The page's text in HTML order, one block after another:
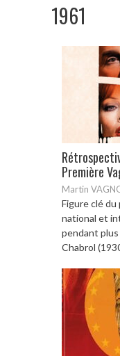
1961
Première
Martin
Figure clé
national et
pendant plus
Chabrol